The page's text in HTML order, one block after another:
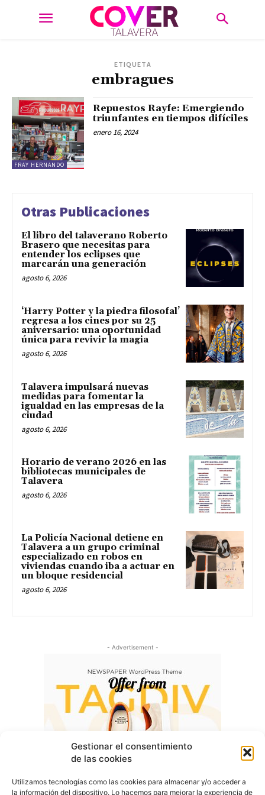
Gestionar el consentimiento
de las cookies
Utilizamos tecnologías como las cookies para almacenar y/o acceder a
la información del dispositivo. Lo hacemos para mejorar la experiencia de
ETIQUETA
embragues
FRAY HERNANDO
Repuestos Rayfe: Emergiendo
triunfantes en tiempos difíciles
enero 16, 2024
Otras Publicaciones
El libro del talaverano Roberto
Brasero que necesitas para
entender los eclipses que
marcarán una generación
agosto 6, 2026
‘Harry Potter y la piedra filosofal’
regresa a los cines por su 25
aniversario: una oportunidad
única para revivir la magia
agosto 6, 2026
Talavera impulsará nuevas
medidas para fomentar la
igualdad en las empresas de la
ciudad
agosto 6, 2026
Horario de verano 2026 en las
bibliotecas municipales de
Talavera
agosto 6, 2026
La Policía Nacional detiene en
Talavera a un grupo criminal
especializado en robos en
viviendas cuando iba a actuar en
un bloque residencial
agosto 6, 2026
- Advertisement -